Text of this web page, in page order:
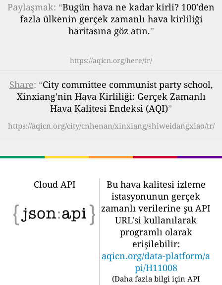
Paylaşmak: “Bugün hava ne kadar kirli? 100'den
fazla ülkenin gerçek zamanlı hava kirliliği
haritasına göz atın.”
https://aqicn.org/here/tr/
Share: “City committee communist party school,
Xinxiang'nin Hava Kirliliği: Gerçek Zamanlı
Hava Kalitesi Endeksi (AQI)”
https://aqicn.org/city/cnhenan/xinxiang/shiweidangxiao/tr/
Cloud API
Bu hava kalitesi izleme
istasyonunun gerçek
zamanlı verilerine şu API
URL'si kullanılarak
programlı olarak
erişilebilir:
aqicn.org/data-platform/a
pi/H11008
(Daha fazla bilgi için API